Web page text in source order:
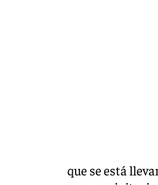
de Málaga que se está